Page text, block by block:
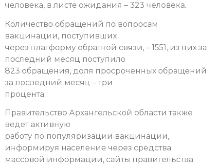
человека, в листе ожидания – 323 человека.
Количество обращений по вопросам
вакцинации, поступивших
через платформу обратной связи, – 1551, из них за
последний месяц поступило
823 обращения, доля просроченных обращений
за последний месяц – три
процента.
Правительство Архангельской области также
ведет активную
работу по популяризации вакцинации,
информируя население через средства
массовой информации, сайты правительства